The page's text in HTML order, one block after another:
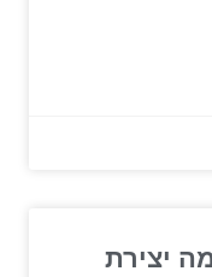
יצירת